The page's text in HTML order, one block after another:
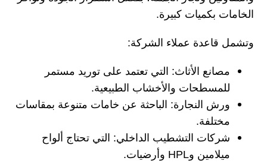
الخامات بكميات كبيرة.
وتشمل قاعدة عملاء الشركة:
مصانع الأثاث: التي تعتمد على توريد مستمر
للمسطحات والأخشاب الطبيعية.
ورش النجارة: الباحثة عن خامات متنوعة بمقاسات
مختلفة.
شركات التشطيب الداخلي: التي تحتاج ألواح
ميلامين وHPL وأرضيات.